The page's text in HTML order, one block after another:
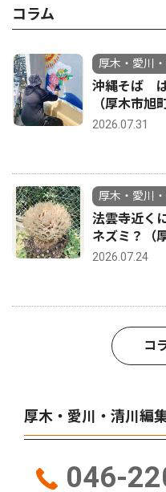
コラム
厚木・愛川・
沖縄そば
（厚木市
2026.07.31
厚木・愛川・
法雲寺近く
ネズミ？（
2026.07.24
コ
厚木・愛川・清川編
046-